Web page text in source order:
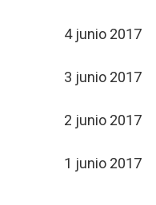
4 junio 2017
3 junio 2017
2 junio 2017
1 junio 2017